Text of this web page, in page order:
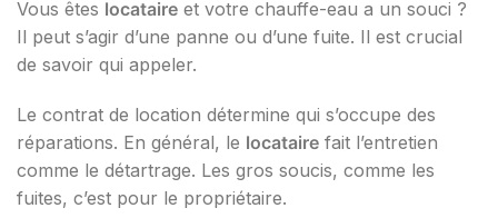
Vous êtes locataire et votre chauffe-eau a un souci ?
Il peut s’agir d’une panne ou d’une fuite. Il est crucial
de savoir qui appeler.
Le contrat de location détermine qui s’occupe des
réparations. En général, le locataire fait l’entretien
comme le détartrage. Les gros soucis, comme les
fuites, c’est pour le propriétaire.